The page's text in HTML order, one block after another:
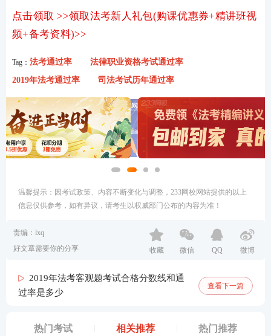
点击领取 >>领取法考新人礼包(购课优惠券+精讲班视
频+备考资料)>>
Tag： 法考通过率
法律职业资格考试通过率
2019年法考通过率
司法考试历年通过率
温馨提示：因考试政策、内容不断变化与调整，233网校网站提供的以上
信息仅供参考，如有异议，请考生以权威部门公布的内容为准！
责编：lxq
好文章需要你的分享
收藏 微信 QQ 微博
2019年法考客观题考试合格分数线和通
过率是多少
查看下一篇
热门考试 相关推荐 热门推荐